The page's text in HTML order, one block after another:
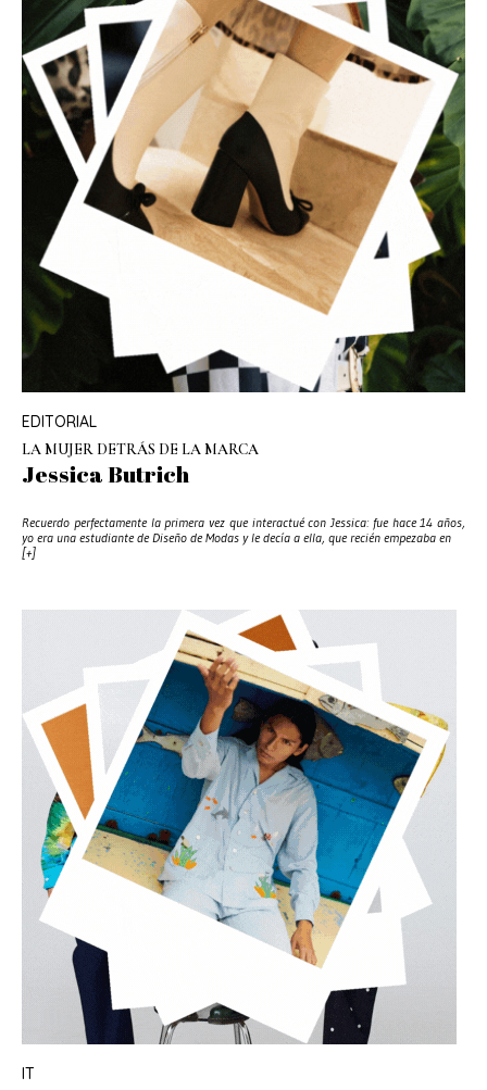
EDITORIAL
LA MUJER DETRÁS DE LA MARCA
Jessica Butrich
Recuerdo perfectamente la primera vez que interactué con Jessica: fue hace 14 años,
yo era una estudiante de Diseño de Modas y le decía a ella, que recién empezaba en
[+]
IT